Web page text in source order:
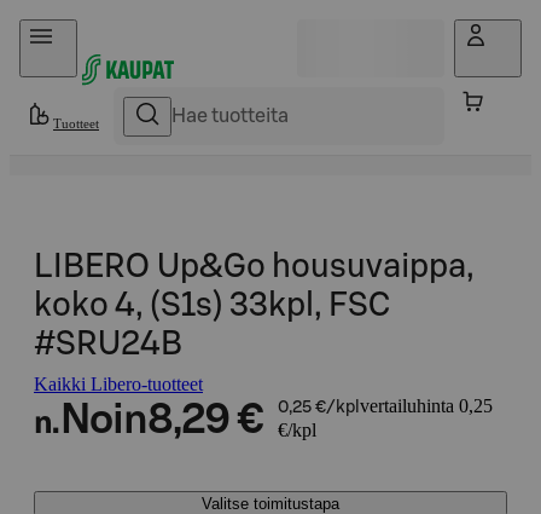
Hyppää sisältöön
Tuotteet
LIBERO Up&Go housuvaippa,
koko 4, (S1s) 33kpl, FSC
#SRU24B
Kaikki Libero-tuotteet
n. Noin8,29 € 0,25 €/kpl vertailuhinta 0,25
€/kpl
Valitse toimitustapa